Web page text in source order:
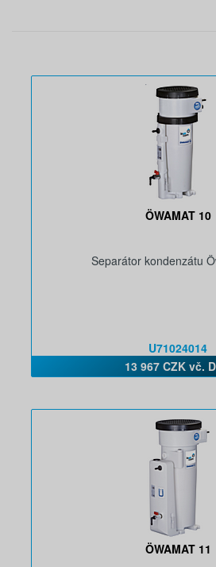
ÖWAMAT 10
Separátor kondenzátu
U71024014
13 967 CZK vč.
ÖWAMAT 11